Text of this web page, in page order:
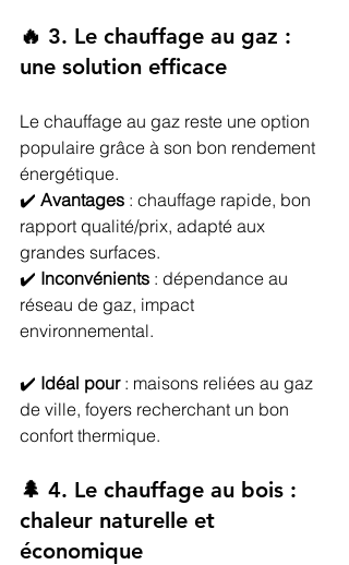
🔥 3. Le chauffage au gaz :
une solution efficace
Le chauffage au gaz reste une option
populaire grâce à son bon rendement
énergétique.
✔️ Avantages : chauffage rapide, bon
rapport qualité/prix, adapté aux
grandes surfaces.
✔️ Inconvénients : dépendance au
réseau de gaz, impact
environnemental.
✔️ Idéal pour : maisons reliées au gaz
de ville, foyers recherchant un bon
confort thermique.
🌲 4. Le chauffage au bois :
chaleur naturelle et
économique